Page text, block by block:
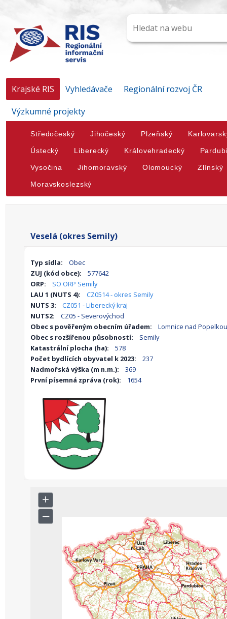
Krajské RIS Vyhledávače
Regionální rozvoj ČR
Výzkumné projekty
Středočeský Jihočeský Plzeňský
Ústecký Liberecký Královehradecký
Vysočina Jihomoravský Olomoucký Zlínský
Moravskoslezský
Veselá (okres Semily)
Typ sídla:
Obec
ZUJ (kód obce):
577642
ORP:
SO ORP Semily
LAU 1 (NUTS 4):
CZ0514 - okres Semily
NUTS 3:
CZ051 - Liberecký kraj
NUTS2:
CZ05 - Severovýchod
Obec s pověřeným obecním úřadem:
Lomnice nad Popelkou
Obec s rozšířenou působností:
Semily
Katastrální plocha (ha):
578
Počet bydlících obyvatel k 2023:
237
Nadmořská výška (m n.m.):
369
První písemná zpráva (rok):
1654